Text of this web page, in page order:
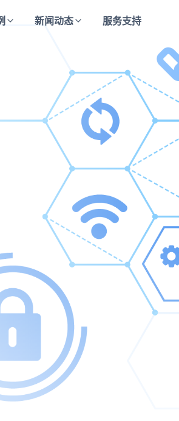
新闻动态 服务支持